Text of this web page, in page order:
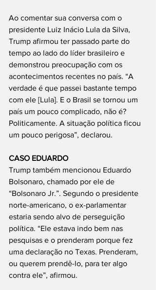
Ao comentar sua conversa com o
presidente Luiz Inácio Lula da Silva,
Trump afirmou ter passado parte do
tempo ao lado do líder brasileiro e
demonstrou preocupação com os
acontecimentos recentes no país. “A
verdade é que passei bastante tempo
com ele [Lula]. E o Brasil se tornou um
país um pouco complicado, não é?
Politicamente. A situação política ficou
um pouco perigosa”, declarou.
CASO EDUARDO
Trump também mencionou Eduardo
Bolsonaro, chamado por ele de
“Bolsonaro Jr.”. Segundo o presidente
norte-americano, o ex-parlamentar
estaria sendo alvo de perseguição
política. “Ele estava indo bem nas
pesquisas e o prenderam porque fez
uma declaração no Texas. Prenderam,
ou querem prendê-lo, para ter algo
contra ele”, afirmou.